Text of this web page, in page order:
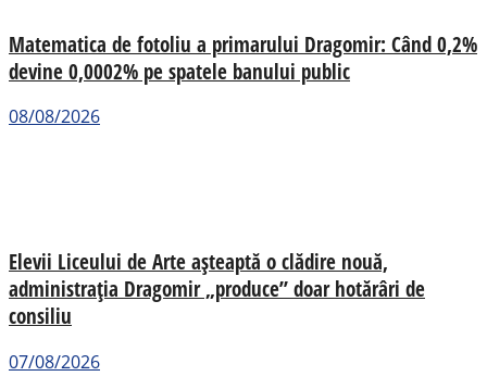
Matematica de fotoliu a primarului Dragomir: Când 0,2%
devine 0,0002% pe spatele banului public
08/08/2026
Elevii Liceului de Arte așteaptă o clădire nouă,
administrația Dragomir „produce” doar hotărâri de
consiliu
07/08/2026